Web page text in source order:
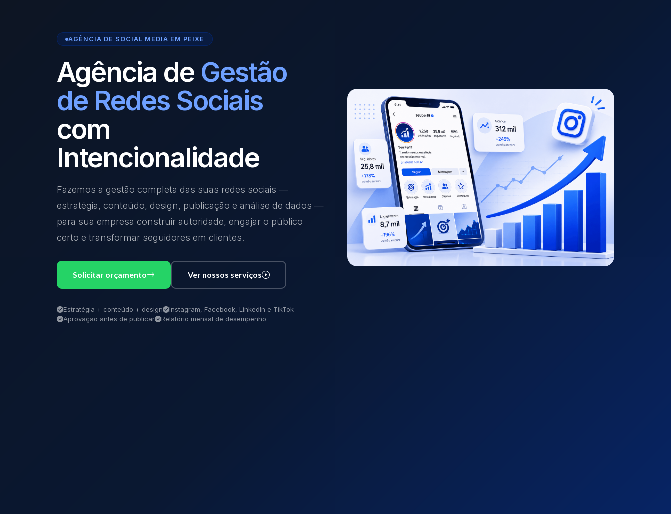
AGÊNCIA DE SOCIAL MEDIA EM PEIXE
Agência de Gestão
de Redes Sociais
com
Intencionalidade
Fazemos a gestão completa das suas redes sociais —
estratégia, conteúdo, design, publicação e análise de dados —
para sua empresa construir autoridade, engajar o público
certo e transformar seguidores em clientes.
Solicitar orçamento Ver nossos serviços
Estratégia + conteúdo + design
Instagram, Facebook, LinkedIn e TikTok
Aprovação antes de publicar
Relatório mensal de desempenho